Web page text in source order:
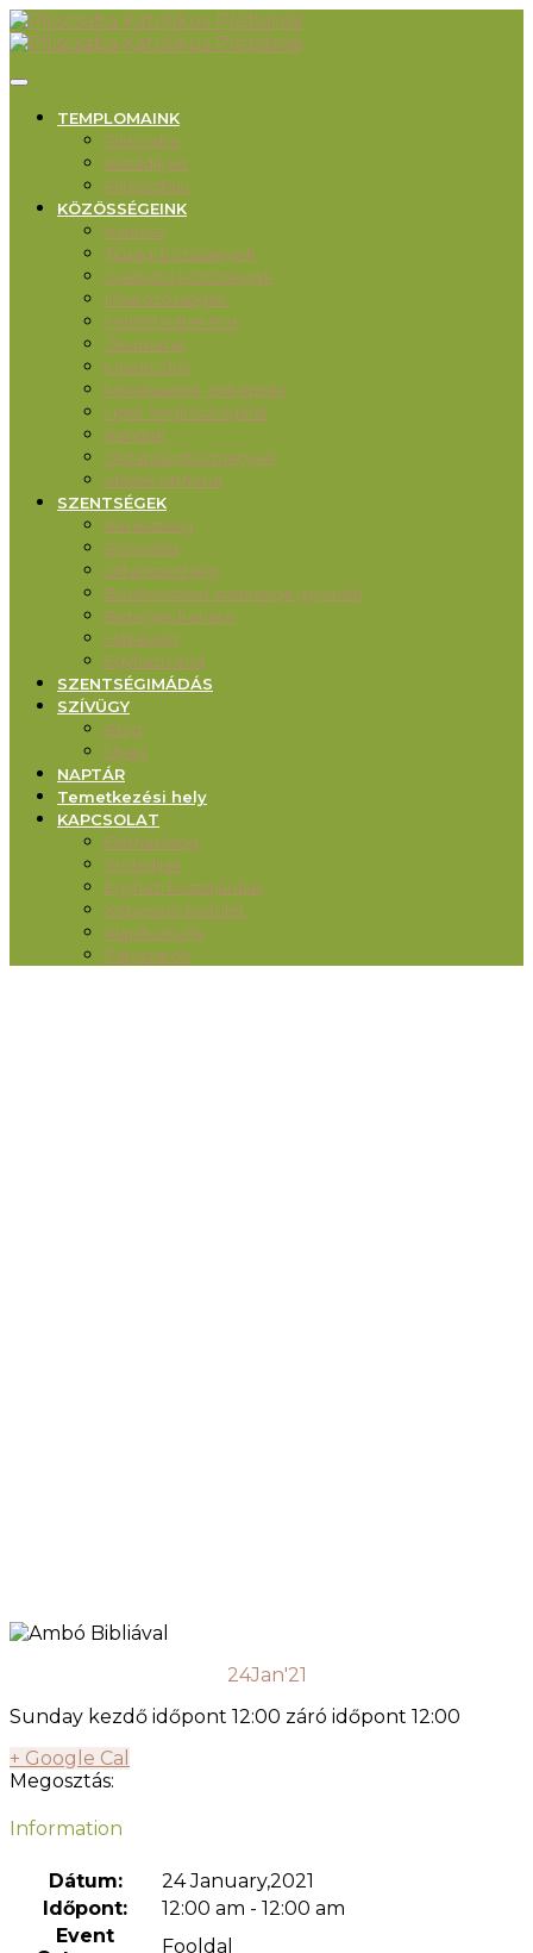
TEMPLOMAINK
Piliscsaba
Klotildliget
Pilisjászfalu
KÖZÖSSÉGEINK
Karitász
Ifjúsági közösségek
Családos közösségek
Imaközösségek
Felnőtt katekézis
Ökumené
Misekuckó
Művészetek, önképzés
Liget Segítőszolgálat
Rendek
Oktatási intézmények
Idősek otthona
SZENTSÉGEK
Keresztség
Bérmálás
Oltáriszentség
Bűnbocsánat szentsége (gyónás)
Betegek kenete
Házasság
Egyházi rend
SZENTSÉGIMÁDÁS
SZÍVÜGY
Blog
Újság
NAPTÁR
Temetkezési hely
KAPCSOLAT
Elérhetőség
Stóladíjak
Egyházi hozzájárulás
Képviselő-testület
Alapítványok
Pályázatok
24Jan'21
Sunday kezdő időpont 12:00 záró időpont 12:00
+ Google Cal
Megosztás:
Information
Dátum:
24 January,2021
Időpont:
12:00 am - 12:00 am
Event
Fooldal